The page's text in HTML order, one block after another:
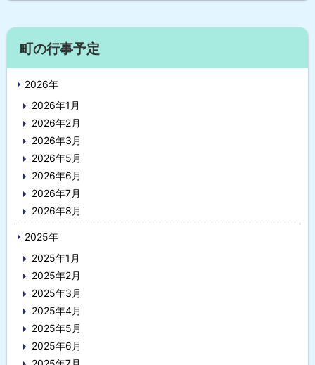
に
戻
サ
イ
ド
町の行事予定
2026年
2026年1月
2026年2月
2026年3月
2026年5月
2026年6月
2026年7月
2026年8月
2025年
2025年1月
2025年2月
2025年3月
2025年4月
2025年5月
2025年6月